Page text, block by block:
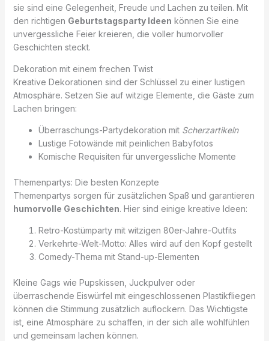
sie sind eine Gelegenheit, Freude und Lachen zu teilen. Mit
den richtigen Geburtstagsparty Ideen können Sie eine
unvergessliche Feier kreieren, die voller humorvoller
Geschichten steckt.
Dekoration mit einem frechen Twist
Kreative Dekorationen sind der Schlüssel zu einer lustigen
Atmosphäre. Setzen Sie auf witzige Elemente, die Gäste zum
Lachen bringen:
Überraschungs-Partydekoration mit Scherzartikeln
Lustige Fotowände mit peinlichen Babyfotos
Komische Requisiten für unvergessliche Momente
Themenpartys: Die besten Konzepte
Themenpartys sorgen für zusätzlichen Spaß und garantieren
humorvolle Geschichten. Hier sind einige kreative Ideen:
Retro-Kostümparty mit witzigen 80er-Jahre-Outfits
Verkehrte-Welt-Motto: Alles wird auf den Kopf gestellt
Comedy-Thema mit Stand-up-Elementen
Kleine Gags wie Pupskissen, Juckpulver oder
überraschende Eiswürfel mit eingeschlossenen Plastikfliegen
können die Stimmung zusätzlich auflockern. Das Wichtigste
ist, eine Atmosphäre zu schaffen, in der sich alle wohlfühlen
und gemeinsam lachen können.